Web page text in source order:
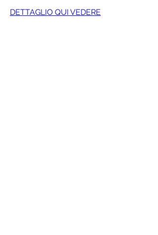
DETTAGLIO QUI VEDERE